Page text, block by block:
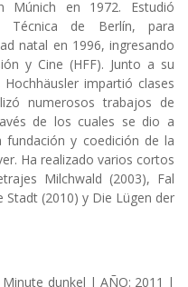
Múnich en 1972. Estudió
Técnica de Berlín, para
natal en 1996, ingresando
y Cine (HFF). Junto a su
impartió clases
numerosos trabajos de
de los cuales se dio a
y coedición de la
Ha realizado varios cortos
Milchwald (2003), Fal
Stadt (2010) y Die Lügen der
Minute dunkel | AÑO: 2011 |